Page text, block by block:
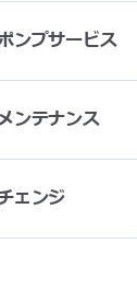
ンプサービス
ンテナンス
ェンジ